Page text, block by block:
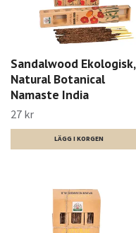
Sandalwood Ekologisk,
Natural Botanical
Namaste India
27 kr